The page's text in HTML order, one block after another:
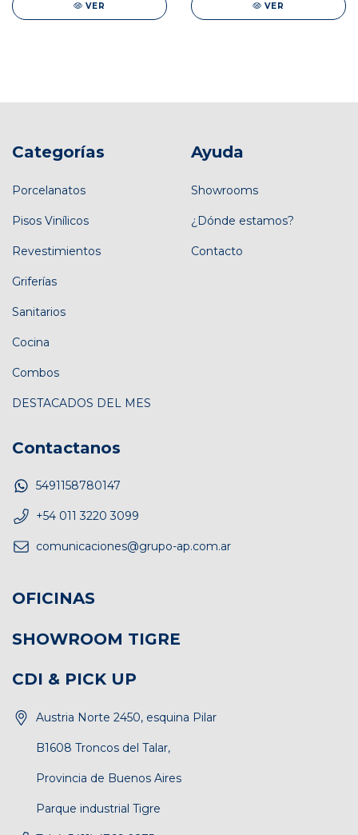
VER VER
Categorías
Porcelanatos
Pisos Vinílicos
Revestimientos
Griferías
Sanitarios
Cocina
Combos
DESTACADOS DEL MES
Ayuda
Showrooms
¿Dónde estamos?
Contacto
Contactanos
5491158780147
+54 011 3220 3099
comunicaciones@grupo-ap.com.ar
OFICINAS
SHOWROOM TIGRE
CDI & PICK UP
Austria Norte 2450, esquina Pilar
B1608 Troncos del Talar,
Provincia de Buenos Aires
Parque industrial Tigre